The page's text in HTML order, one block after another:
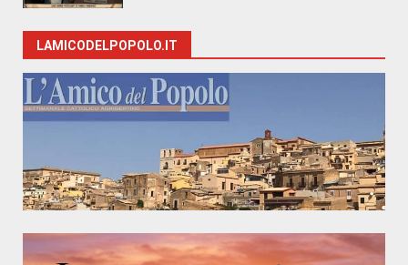
LAMICODELPOPOLO.IT